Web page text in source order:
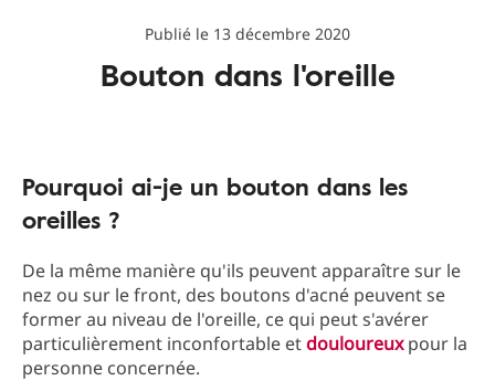
Publié le 13 décembre 2020
Bouton dans l'oreille
Pourquoi ai-je un bouton dans les
oreilles ?
De la même manière qu'ils peuvent apparaître sur le
nez ou sur le front, des boutons d'acné peuvent se
former au niveau de l'oreille, ce qui peut s'avérer
particulièrement inconfortable etdouloureuxpour la
personne concernée.